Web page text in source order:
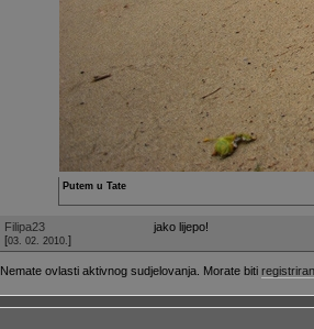
Putem u Tate
Filipa23
[03. 02. 2010. ]
jako lijepo!
Nemate ovlasti aktivnog sudjelovanja. Morate biti